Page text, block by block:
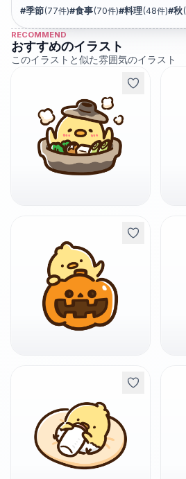
#季節(77件)#食事(70件)#料理(48件)#秋(
RECOMMEND
おすすめのイラスト
このイラストと似た雰囲気のイラスト